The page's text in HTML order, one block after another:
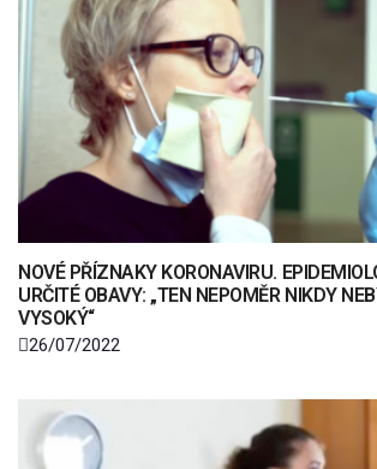
NOVÉ PŘÍZNAKY KORONAVIRU.
URČITÉ OBAVY: „TEN NEPOMĚR NIKDY
VYSOKÝ“
26/07/2022